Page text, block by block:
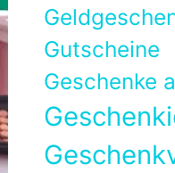
Gutscheine
Geschenke